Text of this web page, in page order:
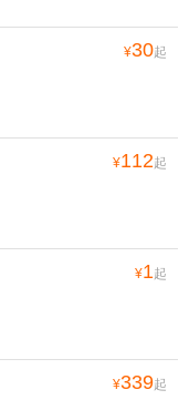
¥30起
¥112起
¥1起
¥339起